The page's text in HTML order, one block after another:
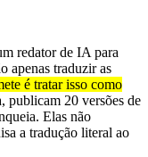
redator de IA para
apenas traduzir as
é tratar isso como
publicam 20 versões de
Elas não
a tradução literal ao